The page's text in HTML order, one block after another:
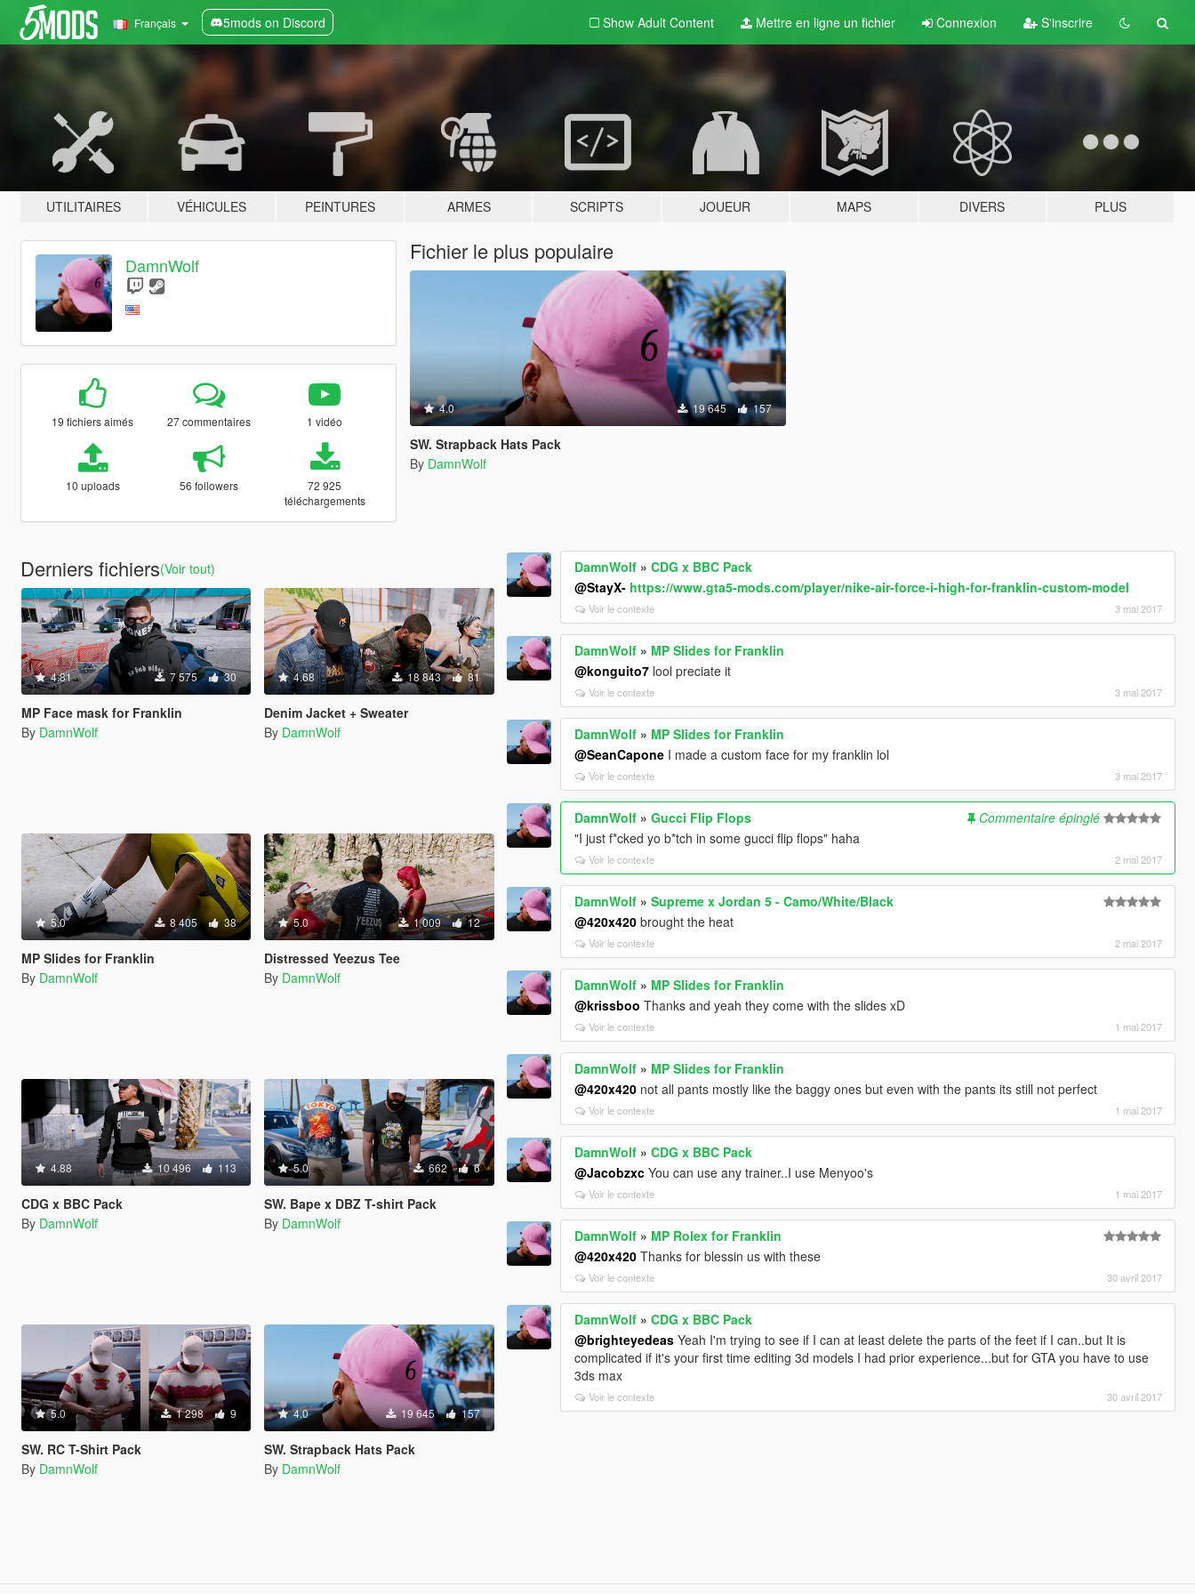
Français 5mods on Discord Show Adult Content Mettre en ligne un fichier Connexion S'inscrire
UTILITAIRES VÉHICULES PEINTURES ARMES SCRIPTS JOUEUR MAPS DIVERS PLUS
DamnWolf
19 fichiers aimés 27 commentaires 1 vidéo
10 uploads 56 followers
72 925
téléchargements
Fichier le plus populaire
4.0 19 645 157
SW. Strapback Hats Pack
By DamnWolf
Derniers fichiers(Voir tout)
4.81 7 575 30
MP Face mask for Franklin
By DamnWolf
4.68 18 843 81
Denim Jacket + Sweater
By DamnWolf
5.0 8 405 38
MP Slides for Franklin
By DamnWolf
5.0 1 009 12
Distressed Yeezus Tee
By DamnWolf
4.88 10 496 113
CDG x BBC Pack
By DamnWolf
5.0 662 6
SW. Bape x DBZ T-shirt Pack
By DamnWolf
5.0 1 298 9
SW. RC T-Shirt Pack
By DamnWolf
4.0 19 645 157
SW. Strapback Hats Pack
By DamnWolf
DamnWolf »CDG x BBC Pack
@StayX- https://www.gta5-mods.com/player/nike-air-force-i-high-for-franklin-custom-model
Voir le contexte 3 mai 2017
DamnWolf » MP Slides for Franklin
@konguito7 lool preciate it
Voir le contexte 3 mai 2017
DamnWolf » MP Slides for Franklin
@SeanCapone I made a custom face for my franklin lol
Voir le contexte 3 mai 2017
DamnWolf »Gucci Flip Flops
Commentaire épinglé
"I just f*cked yo b*tch in some gucci flip flops" haha
Voir le contexte 2 mai 2017
DamnWolf »Supreme x Jordan 5 - Camo/White/Black
@420x420 brought the heat
Voir le contexte 2 mai 2017
DamnWolf » MP Slides for Franklin
@krissboo Thanks and yeah they come with the slides xD
Voir le contexte 1 mai 2017
DamnWolf » MP Slides for Franklin
@420x420 not all pants mostly like the baggy ones but even with the pants its still not perfect
Voir le contexte 1 mai 2017
DamnWolf »CDG x BBC Pack
@Jacobzxc You can use any trainer..I use Menyoo's
Voir le contexte 1 mai 2017
DamnWolf » MP Rolex for Franklin
@420x420 Thanks for blessin us with these
Voir le contexte 30 avril 2017
DamnWolf »CDG x BBC Pack
@brighteyedeas Yeah I'm trying to see if I can at least delete the parts of the feet if I can..but It is
complicated if it's your first time editing 3d models I had prior experience...but for GTA you have to use
3ds max
Voir le contexte 30 avril 2017